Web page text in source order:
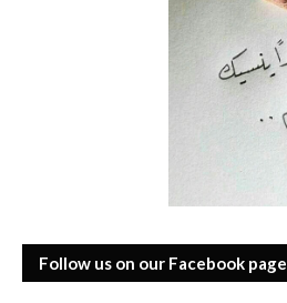
Follow us on our Facebook page